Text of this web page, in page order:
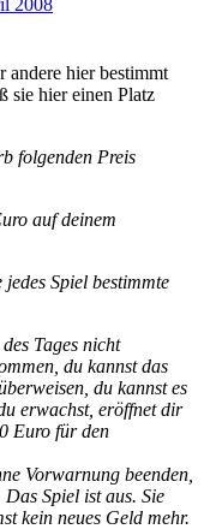
andere hier bestimmt
sie hier einen Platz
folgenden Preis
auf deinem
Spiel bestimmte
Tages nicht
du kannst das
du kannst es
erwachst, eröffnet dir
Euro für den
Vorwarnung beenden,
Spiel ist aus. Sie
kein neues Geld mehr.